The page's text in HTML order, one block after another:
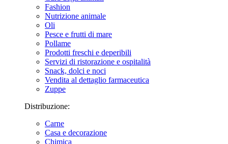
Fashion
Nutrizione animale
Oli
Pesce e frutti di mare
Pollame
Prodotti freschi e deperibili
Servizi di ristorazione e ospitalità
Snack, dolci e noci
Vendita al dettaglio farmaceutica
Zuppe
Distribuzione:
Carne
Casa e decorazione
Chimica